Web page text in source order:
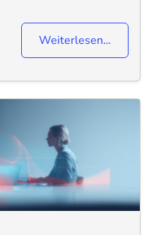
Weiterlesen…